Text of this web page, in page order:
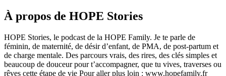
À propos de HOPE Stories
HOPE Stories, le podcast de la HOPE Family. Je te parle de
féminin, de maternité, de désir d’enfant, de PMA, de post-partum et
de charge mentale. Des parcours vrais, des rires, des clés simples et
beaucoup de douceur pour t’accompagner, que tu vives, traverses ou
rêves cette étape de vie Pour aller plus loin : www.hopefamily.fr